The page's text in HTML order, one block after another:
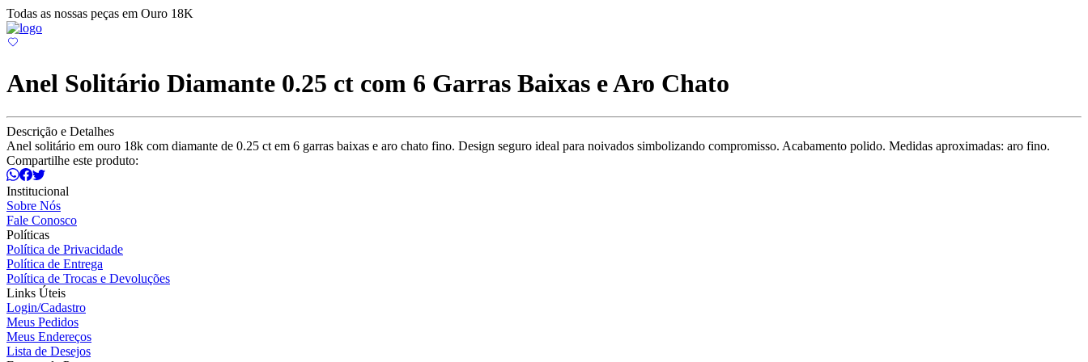
Todas as nossas peças em Ouro 18K
Anel Solitário Diamante 0.25 ct com 6 Garras Baixas e Aro Chato
Descrição e Detalhes
Anel solitário em ouro 18k com diamante de 0.25 ct em 6 garras baixas e aro chato fino. Design seguro ideal para noivados simbolizando compromisso. Acabamento polido. Medidas aproximadas: aro fino.
Compartilhe este produto:
Institucional
Sobre Nós
Fale Conosco
Políticas
Política de Privacidade
Política de Entrega
Política de Trocas e Devoluções
Links Úteis
Login/Cadastro
Meus Pedidos
Meus Endereços
Lista de Desejos